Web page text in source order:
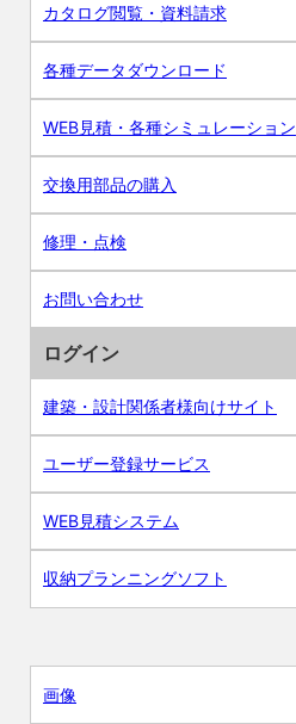
カタログ閲覧・資料請求
各種データダウンロード
WEB見積・各種シミュレーション
交換用部品の購入
修理・点検
お問い合わせ
ログイン
建築・設計関係者様向けサイト
ユーザー登録サービス
WEB見積システム
収納プランニングソフト
画像